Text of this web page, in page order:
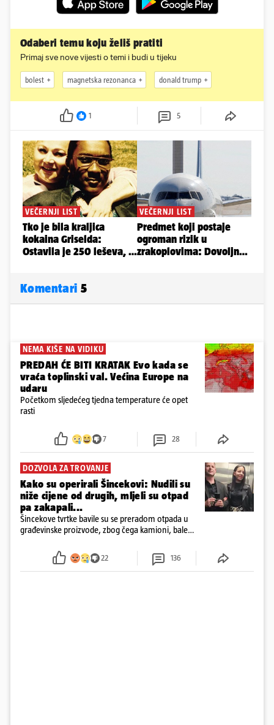
Odaberi temu koju želiš pratiti
Primaj sve nove vijesti o temi i budi u tijeku
bolest magnetska rezonanca donald trump
1 5
Komentari 5
NEMA KIŠE NA VIDIKU
PREDAH ĆE BITI KRATAK Evo kada se
vraća toplinski val. Većina Europe na
udaru
Početkom sljedećeg tjedna temperature će opet
rasti
7 28
DOZVOLA ZA TROVANJE
Kako su operirali Šincekovi: Nudili su
niže cijene od drugih, mljeli su otpad
pa zakapali...
Šincekove tvrtke bavile su se preradom otpada u
građevinske proizvode, zbog čega kamioni, bale
22 136